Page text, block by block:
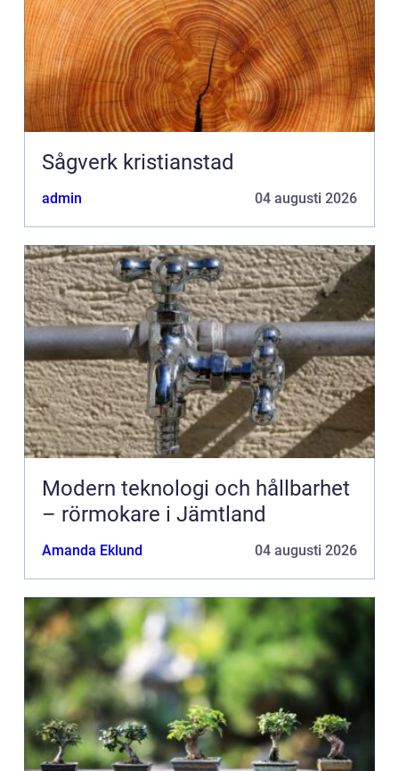
Sågverk kristianstad
admin 04 augusti 2026
Modern teknologi och hållbarhet
– rörmokare i Jämtland
Amanda Eklund 04 augusti 2026